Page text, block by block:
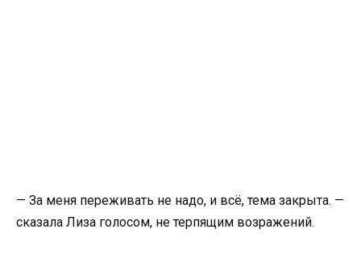
— За меня переживать не надо, и всё, тема закрыта. —
сказала Лиза голосом, не терпящим возражений.